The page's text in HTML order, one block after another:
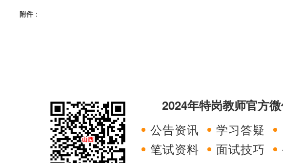
附件 ：
2024年特岗教师官方
公告资讯 学习答疑
笔试资料
面试技巧